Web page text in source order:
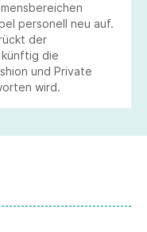
personell neu auf.
der
die
und Private
wird.